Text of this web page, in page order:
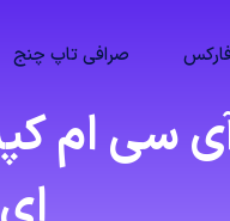
صرافی تاپ چنج